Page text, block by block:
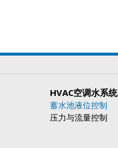
HVAC空调水系统
蓄水池液位控制
压力与流量控制